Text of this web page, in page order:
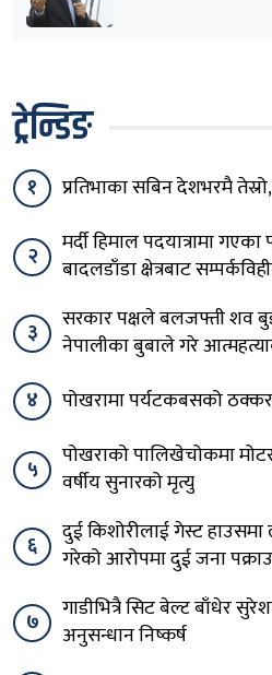
ट्रेन्डिङ
१ प्रतिभाका सबिन देशभरमै
२
मर्दी हिमाल पदयात्रामा
बादलडाँडा क्षेत्रबाट
३
सरकार पक्षले बलजफ्ती शव
नेपालीका बुबाले गरे
४
पोखरामा पर्यटकबसको
५
पोखराको पालिखेचोकमा
वर्षीय सुनारको मृत्यु
६
दुई किशोरीलाई गेस्ट
गरेको आरोपमा दुई जना पक्राउ
७
गाडीभित्रै सिट बेल्ट बाँधेर
अनुसन्धान निष्कर्ष